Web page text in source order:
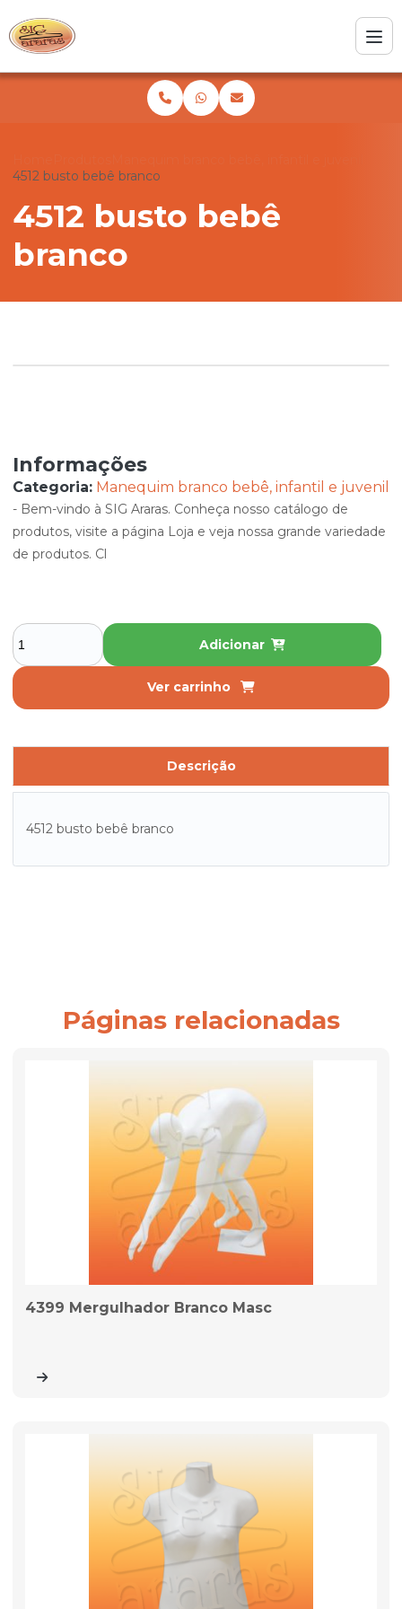
4512 busto bebê branco
4512 busto bebê
branco
Informações
Categoria: Manequim branco bebê, infantil e juvenil
- Bem-vindo à SIG Araras. Conheça nosso catálogo de
produtos, visite a página Loja e veja nossa grande variedade
de produtos. Cl
Adicionar
Ver carrinho
Descrição
4512 busto bebê branco
Páginas relacionadas
4399 Mergulhador Branco Masc